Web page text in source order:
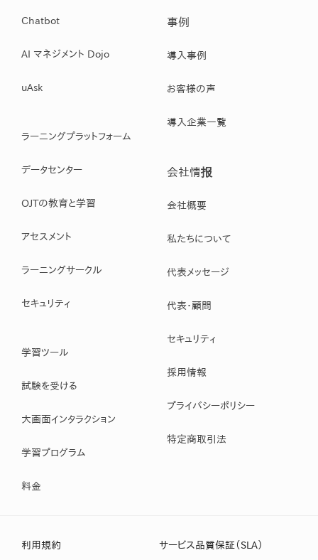
Chatbot
AI マネジメント Dojo
uAsk
ラーニングプラットフォーム
データセンター
OJTの教育と学習
アセスメント
ラーニングサークル
セキュリティ
学習ツール
試験を受ける
大画面インタラクション
学習プログラム
料金
事例
導入事例
お客様の声
導入企業一覧
会社情报
会社概要
私たちについて
代表メッセージ
代表・顧問
セキュリティ
採用情報
プライバシーポリシー
特定商取引法
利用規約 サービス品質保証（SLA）